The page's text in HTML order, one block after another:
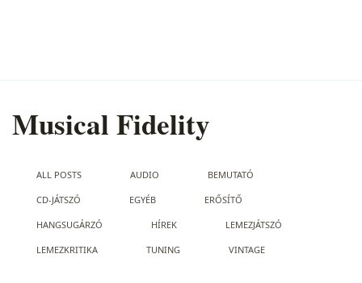
Musical Fidelity
ALL POSTS AUDIO BEMUTATÓ
CD-JÁTSZÓ EGYÉB ERŐSÍTŐ
HANGSUGÁRZÓ HÍREK LEMEZJÁTSZÓ
LEMEZKRITIKA TUNING VINTAGE